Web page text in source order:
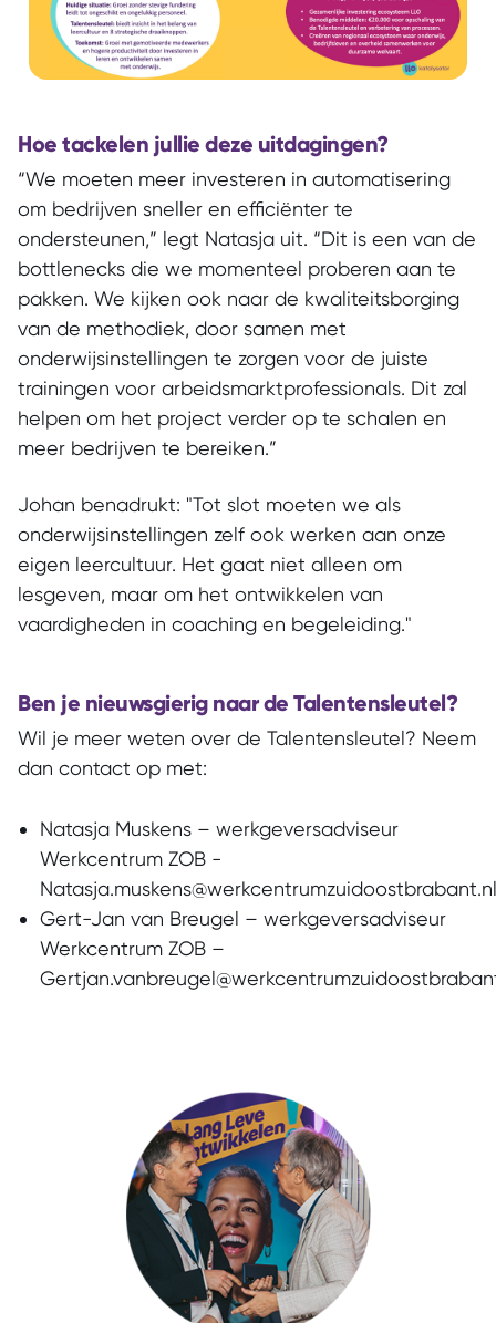
Hoe tackelen jullie deze uitdagingen?
“We moeten meer investeren in automatisering
om bedrijven sneller en efficiënter te
ondersteunen,” legt Natasja uit. “Dit is een van de
bottlenecks die we momenteel proberen aan te
pakken. We kijken ook naar de kwaliteitsborging
van de methodiek, door samen met
onderwijsinstellingen te zorgen voor de juiste
trainingen voor arbeidsmarktprofessionals. Dit zal
helpen om het project verder op te schalen en
meer bedrijven te bereiken.”
Johan benadrukt: "Tot slot moeten we als
onderwijsinstellingen zelf ook werken aan onze
eigen leercultuur. Het gaat niet alleen om
lesgeven, maar om het ontwikkelen van
vaardigheden in coaching en begeleiding."
Ben je nieuwsgierig naar de Talentensleutel?
Wil je meer weten over de Talentensleutel? Neem
dan contact op met:
Natasja Muskens – werkgeversadviseur
Werkcentrum ZOB -
Natasja.muskens@werkcentrumzuidoostbrabant.nl
Gert-Jan van Breugel – werkgeversadviseur
Werkcentrum ZOB –